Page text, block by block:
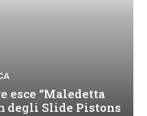
esce “Maledetta
degli Slide Pistons